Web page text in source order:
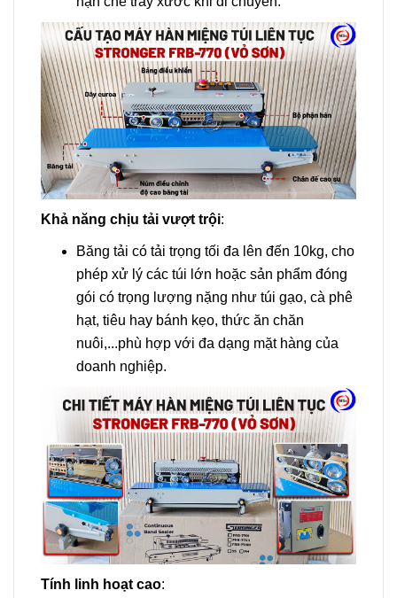
Khả năng chịu tải vượt trội:
Băng tải có tải trọng tối đa lên đến 10kg, cho
phép xử lý các túi lớn hoặc sản phẩm đóng
gói có trọng lượng nặng như túi gạo, cà phê
hạt, tiêu hay bánh kẹo, thức ăn chăn
nuôi,...phù hợp với đa dạng mặt hàng của
doanh nghiệp.
Tính linh hoạt cao: